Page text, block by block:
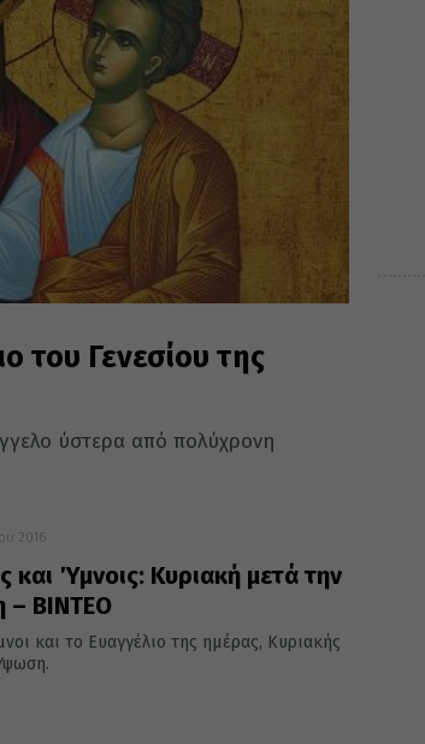
του Γενεσίου της
ύστερα από πολύχρονη
2016
και Ύμνοις: Κυριακή μετά την
ΒΙΝΤΕΟ
και το Ευαγγέλιο της ημέρας, Κυριακής